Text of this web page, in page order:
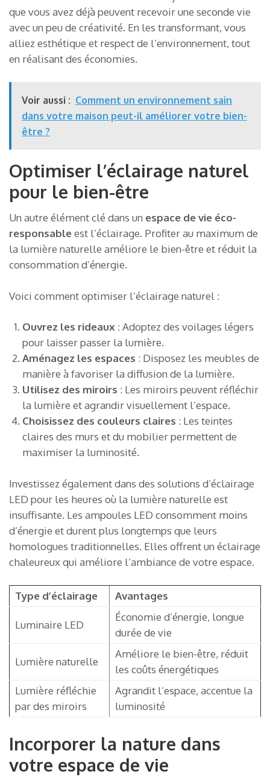
que vous avez déjà peuvent recevoir une seconde vie
avec un peu de créativité. En les transformant, vous
alliez esthétique et respect de l’environnement, tout
en réalisant des économies.
Voir aussi : Comment un environnement sain
dans votre maison peut-il améliorer votre bien-
être ?
Optimiser l’éclairage naturel
pour le bien-être
Un autre élément clé dans un espace de vie éco-
responsableest l’éclairage. Profiter au maximum de
la lumière naturelle améliore le bien-être et réduit la
consommation d’énergie.
Voici comment optimiser l’éclairage naturel :
Ouvrez les rideaux : Adoptez des voilages légers
pour laisser passer la lumière.
Aménagez les espaces : Disposez les meubles de
manière à favoriser la diffusion de la lumière.
Utilisez des miroirs : Les miroirs peuvent réfléchir
la lumière et agrandir visuellement l’espace.
Choisissez des couleurs claires : Les teintes
claires des murs et du mobilier permettent de
maximiser la luminosité.
Investissez également dans des solutions d’éclairage
LED pour les heures où la lumière naturelle est
insuffisante. Les ampoules LED consomment moins
d’énergie et durent plus longtemps que leurs
homologues traditionnelles. Elles offrent un éclairage
chaleureux qui améliore l’ambiance de votre espace.
Type d’éclairage Avantages
Luminaire LED
Économie d’énergie, longue
durée de vie
Lumière naturelle
Améliore le bien-être, réduit
les coûts énergétiques
Lumière réfléchie
par des miroirs
Agrandit l’espace, accentue la
luminosité
Incorporer la nature dans
votre espace de vie